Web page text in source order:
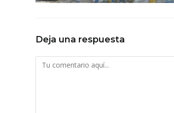
Deja una respuesta
Comentario